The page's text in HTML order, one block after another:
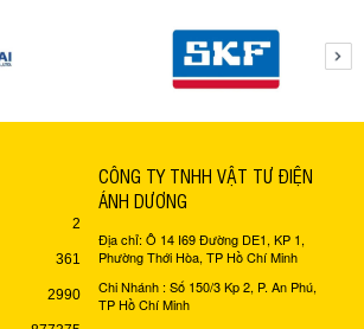
2
361
2990
CÔNG TY TNHH VẬT TƯ ĐIỆN
ÁNH DƯƠNG
Địa chỉ: Ô 14 I69 Đường DE1, KP 1,
Phường Thới Hòa, TP Hồ Chí Minh
Chi Nhánh : Số 150/3 Kp 2, P. An Phú,
TP Hồ Chí Minh